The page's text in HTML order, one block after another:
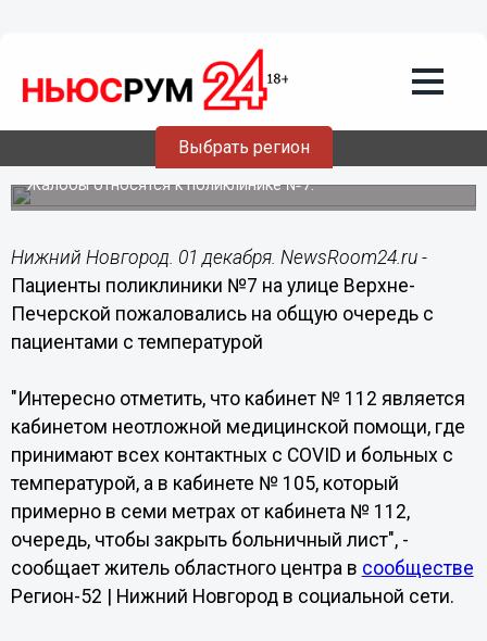
Выбрать регион
Нижегородцы пожаловались на
единую очередь с COVID-больными в
Жалобы относятся к поликлинике №7.
Нижний Новгород. 01 декабря. NewsRoom24.ru -
Пациенты поликлиники №7 на улице Верхне-
Печерской пожаловались на общую очередь с
пациентами с температурой
"Интересно отметить, что кабинет № 112 является
кабинетом неотложной медицинской помощи, где
принимают всех контактных с COVID и больных с
температурой, а в кабинете № 105, который
примерно в семи метрах от кабинета № 112,
очередь, чтобы закрыть больничный лист", -
сообщает житель областного центра в сообществе
Регион-52 | Нижний Новгород в социальной сети.